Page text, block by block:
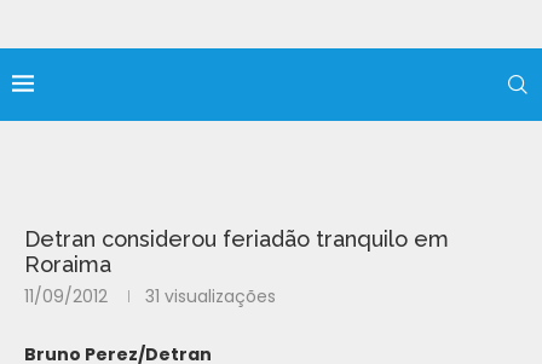
Detran considerou feriadão tranquilo em
Roraima
11/09/2012 31 visualizações
Bruno Perez/Detran